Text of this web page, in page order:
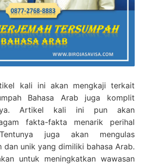
kali ini akan mengkaji terkait
Bahasa Arab juga komplit
Artikel kali ini pun akan
fakta-fakta menarik perihal
juga akan mengulas
dan unik yang dimiliki bahasa Arab.
untuk meningkatkan wawasan